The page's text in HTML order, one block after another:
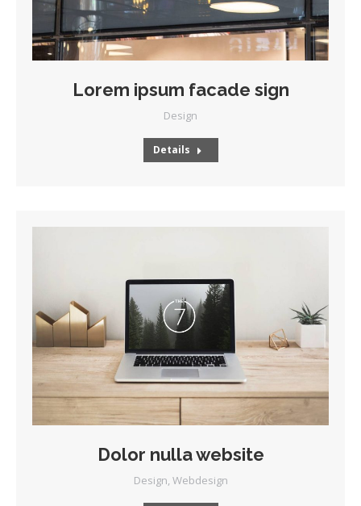
Lorem ipsum facade sign
Design
Details
Dolor nulla website
Design, Webdesign